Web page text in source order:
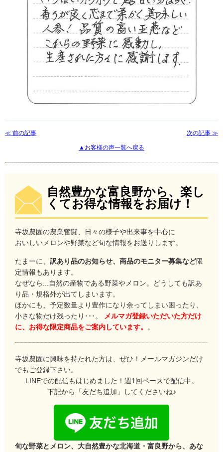
≪ 前の記事 次の記事 ≫
▲お客様の声一覧へ戻る
自然豊かな富良野から、楽し
くてお得な情報をお届け！
寺坂農園の農業奮闘、日々の様子や出来事を中心に
おいしいメロンや野菜など旬な情報をお送りします。
たまーに、 訳あり品のお知らせ、商品のモニター募集など限
定情報もあります。
なぜなら...自然の産物である野菜やメロン。どうしても訳あ
り品・規格外が出てしまいます。
ほかにも、予定数量より豊作になり余ってしまい困ったり、
小さな物だけ残ったり･･･。
メルマガ登録いただいた方だけ
に、お得な限定商品をご案内しています。
。
寺坂農園に興味を持たれた方は、ぜひ！メールマガジンだけ
でもご登録下さい。
LINEでの配信もはじめました！週1回ペースで配信中。
下記から「友だち追加」してくださいね♪
旬な野菜とメロン、大自然豊かな北海道・富良野から、あな